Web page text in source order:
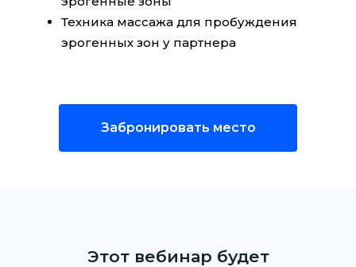
Забронировать место
Техника массажа для пробуждения
эрогенных зон у партнера
Этот вебинар будет